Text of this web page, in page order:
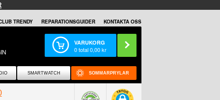
TRENDY REPARATIONSGUIDER KONTAKTA OSS
VARUKORG
0total0,00kr
SMARTWATCH SOMMARPRYLAR